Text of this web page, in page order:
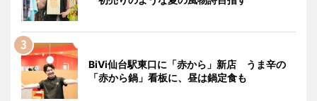
BiVi仙台駅東口に「赤から」新店 うま辛の
「赤から鍋」看板に、昼は鍋定食も